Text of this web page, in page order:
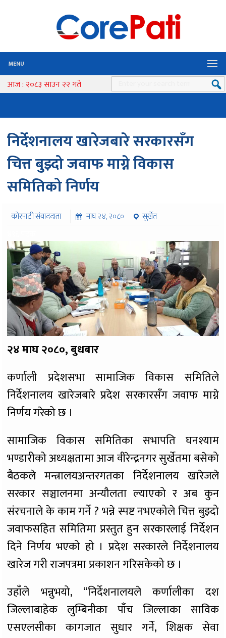
MENU
आज : २०८३ साउन २२ गते
निर्देशनालय खारेजबारे सरकारसँग
चित्त बुझ्दो जवाफ माग्ने विकास
समितिको निर्णय
कोरपाटी संवाददाता माघ २४, २०८०
सुर्खेत
२४ माघ २०८०, बुधबार
कर्णाली प्रदेशसभा सामाजिक विकास समितिले
निर्देशनालय खारेजबारे प्रदेश सरकारसँग जवाफ माग्ने
निर्णय गरेको छ ।
सामाजिक विकास समितिका सभापति घनश्याम
भण्डारीको अध्यक्षतामा आज वीरेन्द्रनगर सुर्खेतमा बसेको
बैठकले मन्त्रालयअन्तरगतका निर्देशनालय खारेजले
सरकार सञ्चालनमा अन्यौलता ल्याएको र अब कुन
संरचनाले के काम गर्ने ? भन्ने स्पष्ट नभएकोले चित्त बुझ्दो
जवाफसहित समितिमा प्रस्तुत हुन सरकारलाई निर्देशन
दिने निर्णय भएको हो । प्रदेश सरकारले निर्देशनालय
खारेज गरी राजपत्रमा प्रकाशन गरिसकेको छ ।
उहाँले भन्नुभयो, “निर्देशनालयले कर्णालीका दश
जिल्लाबाहेक लुम्बिनीका पाँच जिल्लाका साविक
एसएलसीका कागजात सुधार गर्ने, शिक्षक सेवा